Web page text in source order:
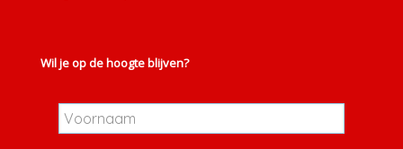
Wil je op de hoogte blijven?